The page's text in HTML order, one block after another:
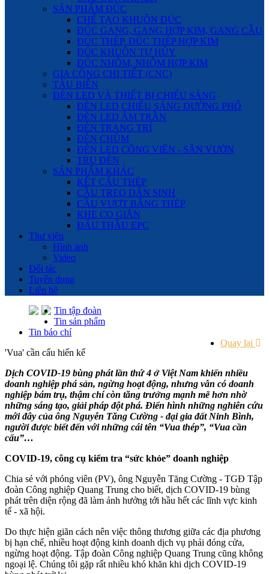
SẢN PHẨM ĐÚC
CHẾ TẠO KHUÔN ĐÚC
ĐÚC GANG, GANG HỢP KIM, GANG CẦU
ĐÚC THÉP, ĐÚC THÉP HỢP KIM
ĐÚC KHUÔN TỰ HỦY
ĐÚC NHÔM, NHÔM HỢP KIM
GIA CÔNG CHI TIẾT (CNC)
TÀU BIỂN
ĐÈN LED VÀ THIẾT BỊ CHIẾU SÁNG
ĐÈN LED CHIẾU SÁNG ĐƯỜNG PHỐ
ĐÈN LED ÂM TRẦN
ĐÈN TRANG TRÍ
ĐÈN CHÙM
ĐÈN LED CÔNG VIÊN - SÂN VƯỜN
TRỤ ĐÈN
SẢN PHẨM KHÁC
KẾT CẤU THÉP
CẦU TREO DÂN SINH
CẦU VƯỢT BẰNG THÉP
KHE CO GIÃN
ĐẤU THẦU EPC
Thư viện
Hình ảnh
Video
Đối tác
Tuyển dụng
Liên hệ
Tin tập đoàn
Tin sản phẩm
Tin báo chí
Quay lại
'Vua' cần cẩu hiến kế
Dịch COVID-19 bùng phát lần thứ 4 ở Việt Nam khiến nhiều
doanh nghiệp phá sản, ngừng hoạt động, nhưng vẫn có doanh
nghiệp bám trụ, thậm chí còn tăng trưởng mạnh mẽ hơn nhờ
những sáng tạo, giải pháp đột phá. Điển hình những nghiên cứu
mới đây của ông Nguyễn Tăng Cường - đại gia đất Ninh Bình,
người được biết đến với những cái tên “Vua thép”, “Vua cần
cẩu”…
COVID-19, công cụ kiểm tra “sức khỏe” doanh nghiệp
Chia sẻ với phóng viên (PV), ông Nguyễn Tăng Cường - TGĐ Tập
đoàn Công nghiệp Quang Trung cho biết, dịch COVID-19 bùng
phát trên diện rộng đã làm ảnh hưởng tới hầu hết các lĩnh vực kinh
tế - xã hội.
Do thực hiện giãn cách nên việc thông thương giữa các địa phương
bị hạn chế, nhiều hoạt động kinh doanh dịch vụ phải đóng cửa,
ngừng hoạt động. Tập đoàn Công nghiệp Quang Trung cũng không
ngoại lệ. Chúng tôi gặp rất nhiều khó khăn khi dịch COVID-19